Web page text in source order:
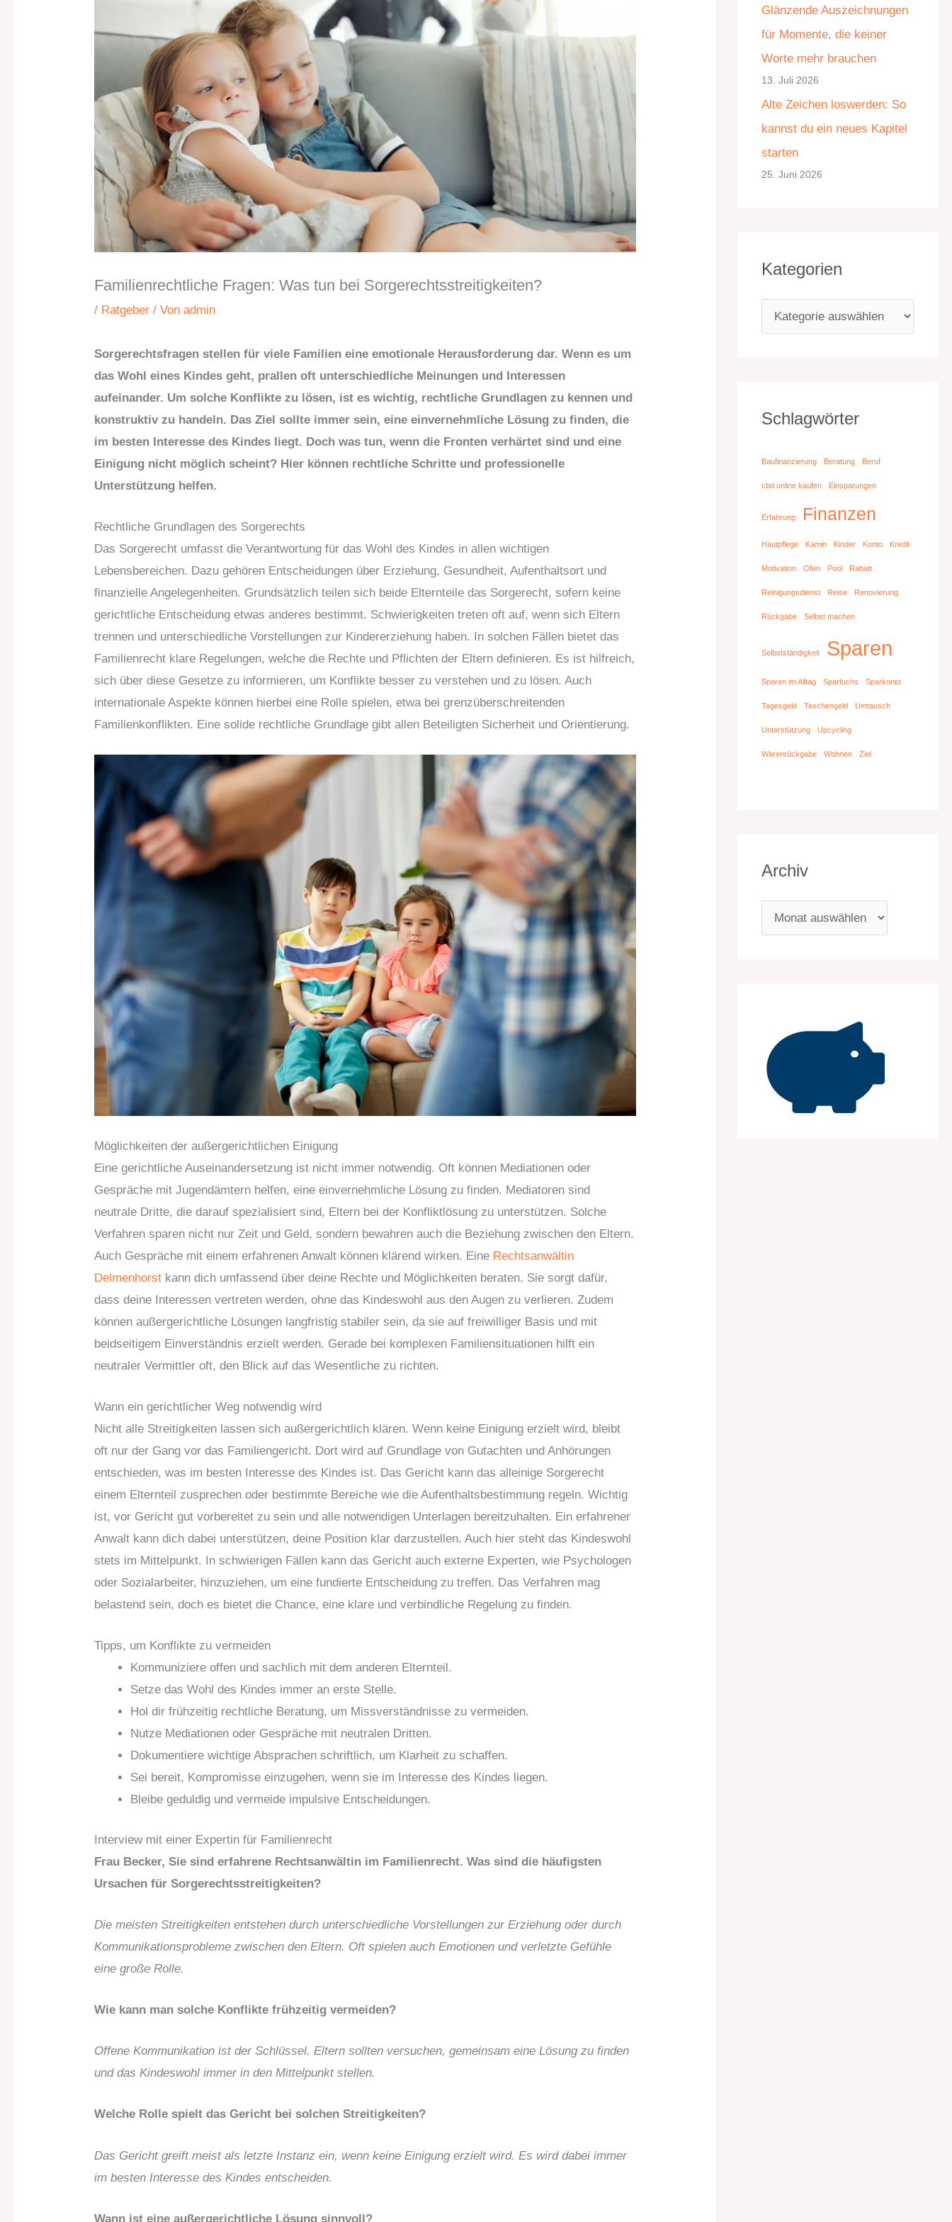
Familienrechtliche Fragen: Was tun bei Sorgerechtsstreitigkeiten?
/ Ratgeber / Vonadmin
Sorgerechtsfragen stellen für viele Familien eine emotionale Herausforderung dar. Wenn es um
das Wohl eines Kindes geht, prallen oft unterschiedliche Meinungen und Interessen
aufeinander. Um solche Konflikte zu lösen, ist es wichtig, rechtliche Grundlagen zu kennen und
konstruktiv zu handeln. Das Ziel sollte immer sein, eine einvernehmliche Lösung zu finden, die
im besten Interesse des Kindes liegt. Doch was tun, wenn die Fronten verhärtet sind und eine
Einigung nicht möglich scheint? Hier können rechtliche Schritte und professionelle
Unterstützung helfen.
Rechtliche Grundlagen des Sorgerechts
Das Sorgerecht umfasst die Verantwortung für das Wohl des Kindes in allen wichtigen
Lebensbereichen. Dazu gehören Entscheidungen über Erziehung, Gesundheit, Aufenthaltsort und
finanzielle Angelegenheiten. Grundsätzlich teilen sich beide Elternteile das Sorgerecht, sofern keine
gerichtliche Entscheidung etwas anderes bestimmt. Schwierigkeiten treten oft auf, wenn sich Eltern
trennen und unterschiedliche Vorstellungen zur Kindererziehung haben. In solchen Fällen bietet das
Familienrecht klare Regelungen, welche die Rechte und Pflichten der Eltern definieren. Es ist hilfreich,
sich über diese Gesetze zu informieren, um Konflikte besser zu verstehen und zu lösen. Auch
internationale Aspekte können hierbei eine Rolle spielen, etwa bei grenzüberschreitenden
Familienkonflikten. Eine solide rechtliche Grundlage gibt allen Beteiligten Sicherheit und Orientierung.
Möglichkeiten der außergerichtlichen Einigung
Eine gerichtliche Auseinandersetzung ist nicht immer notwendig. Oft können Mediationen oder
Gespräche mit Jugendämtern helfen, eine einvernehmliche Lösung zu finden. Mediatoren sind
neutrale Dritte, die darauf spezialisiert sind, Eltern bei der Konfliktlösung zu unterstützen. Solche
Verfahren sparen nicht nur Zeit und Geld, sondern bewahren auch die Beziehung zwischen den Eltern.
Auch Gespräche mit einem erfahrenen Anwalt können klärend wirken. Eine Rechtsanwältin
Delmenhorst kann dich umfassend über deine Rechte und Möglichkeiten beraten. Sie sorgt dafür,
dass deine Interessen vertreten werden, ohne das Kindeswohl aus den Augen zu verlieren. Zudem
können außergerichtliche Lösungen langfristig stabiler sein, da sie auf freiwilliger Basis und mit
beidseitigem Einverständnis erzielt werden. Gerade bei komplexen Familiensituationen hilft ein
neutraler Vermittler oft, den Blick auf das Wesentliche zu richten.
Wann ein gerichtlicher Weg notwendig wird
Nicht alle Streitigkeiten lassen sich außergerichtlich klären. Wenn keine Einigung erzielt wird, bleibt
oft nur der Gang vor das Familiengericht. Dort wird auf Grundlage von Gutachten und Anhörungen
entschieden, was im besten Interesse des Kindes ist. Das Gericht kann das alleinige Sorgerecht
einem Elternteil zusprechen oder bestimmte Bereiche wie die Aufenthaltsbestimmung regeln. Wichtig
ist, vor Gericht gut vorbereitet zu sein und alle notwendigen Unterlagen bereitzuhalten. Ein erfahrener
Anwalt kann dich dabei unterstützen, deine Position klar darzustellen. Auch hier steht das Kindeswohl
stets im Mittelpunkt. In schwierigen Fällen kann das Gericht auch externe Experten, wie Psychologen
oder Sozialarbeiter, hinzuziehen, um eine fundierte Entscheidung zu treffen. Das Verfahren mag
belastend sein, doch es bietet die Chance, eine klare und verbindliche Regelung zu finden.
Tipps, um Konflikte zu vermeiden
Kommuniziere offen und sachlich mit dem anderen Elternteil.
Setze das Wohl des Kindes immer an erste Stelle.
Hol dir frühzeitig rechtliche Beratung, um Missverständnisse zu vermeiden.
Nutze Mediationen oder Gespräche mit neutralen Dritten.
Dokumentiere wichtige Absprachen schriftlich, um Klarheit zu schaffen.
Sei bereit, Kompromisse einzugehen, wenn sie im Interesse des Kindes liegen.
Bleibe geduldig und vermeide impulsive Entscheidungen.
Interview mit einer Expertin für Familienrecht
Frau Becker, Sie sind erfahrene Rechtsanwältin im Familienrecht. Was sind die häufigsten
Ursachen für Sorgerechtsstreitigkeiten?
Die meisten Streitigkeiten entstehen durch unterschiedliche Vorstellungen zur Erziehung oder durch
Kommunikationsprobleme zwischen den Eltern. Oft spielen auch Emotionen und verletzte Gefühle
eine große Rolle.
Wie kann man solche Konflikte frühzeitig vermeiden?
Offene Kommunikation ist der Schlüssel. Eltern sollten versuchen, gemeinsam eine Lösung zu finden
und das Kindeswohl immer in den Mittelpunkt stellen.
Welche Rolle spielt das Gericht bei solchen Streitigkeiten?
Das Gericht greift meist als letzte Instanz ein, wenn keine Einigung erzielt wird. Es wird dabei immer
im besten Interesse des Kindes entscheiden.
Wann ist eine außergerichtliche Lösung sinnvoll?
Glänzende Auszeichnungen
für Momente, die keiner
Worte mehr brauchen
13. Juli 2026
Alte Zeichen loswerden: So
kannst du ein neues Kapitel
starten
25. Juni 2026
Kategorien
e
n
Schlagwörter
Baufinanzierung Beratung Beruf
cbd online kaufen Einsparungen
Erfahrung Finanzen
Hautpflege Kamin Kinder Konto Kredit
Motivation Ofen Pool Rabatt
Reinigungsdienst Reise Renovierung
Rückgabe Selbst machen
Selbstständigkeit Sparen
Sparen im Alltag Sparfuchs Sparkonto
Tagesgeld Taschengeld Umtausch
Unterstützung Upcycling
Warenrückgabe Wohnen Ziel
Archiv